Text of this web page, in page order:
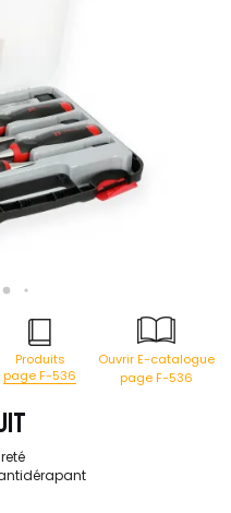
Produits
page F-536
Ouvrir E-catalogue
page F-536